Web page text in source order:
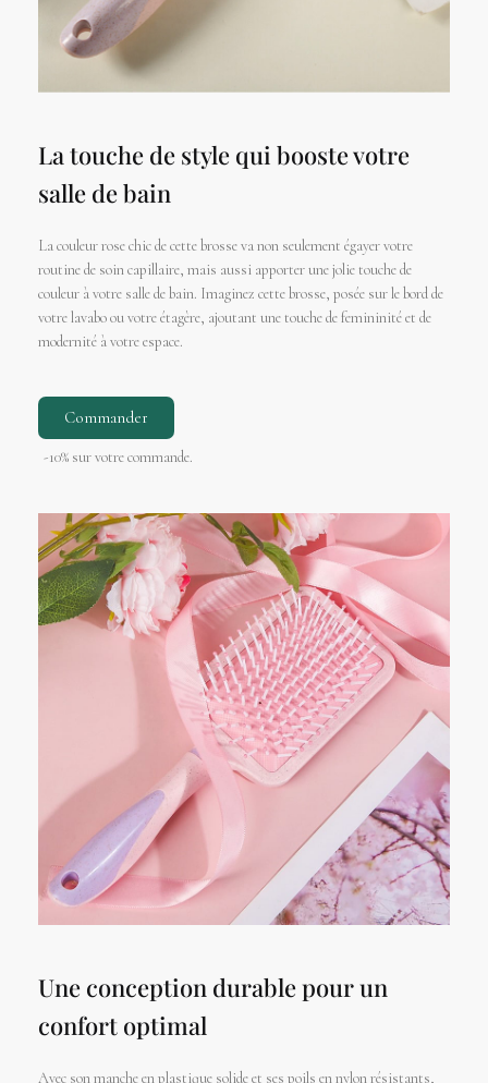
La touche de style qui booste votre
salle de bain
La couleur rose chic de cette brosse va non seulement égayer votre
routine de soin capillaire, mais aussi apporter une jolie touche de
couleur à votre salle de bain. Imaginez cette brosse, posée sur le bord de
votre lavabo ou votre étagère, ajoutant une touche de femininité et de
modernité à votre espace.
Commander
-10% sur votre commande.
Une conception durable pour un
confort optimal
Avec son manche en plastique solide et ses poils en nylon résistants,